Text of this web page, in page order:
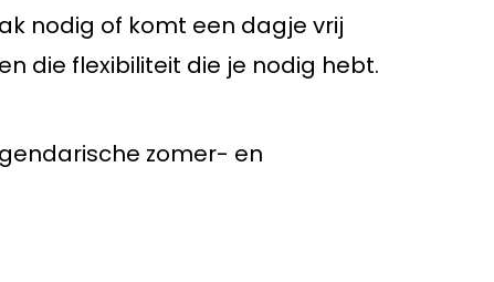
nodig of komt een dagje vrij
die flexibiliteit die je nodig hebt.
zomer- en